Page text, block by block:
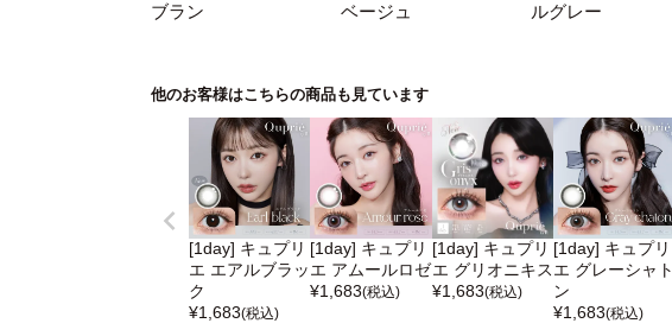
ブラン
ベージュ
ルグレー
他のお客様はこちらの商品も見ています
[1day] キュプリ
エ エアルブラッ
ク
¥1,683(税込)
[1day] キュプリ
エ アムールロゼ
¥1,683(税込)
[1day] キュプリ
エ グリオニキス
¥1,683(税込)
[1day] キュプリ
エ グレーシャト
ン
¥1,683(税込)